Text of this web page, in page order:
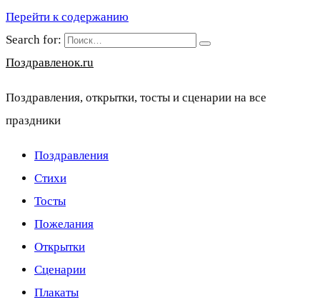
Перейти к содержанию
Search for:
Поздравленок.ru
Поздравления, открытки, тосты и сценарии на все
праздники
Поздравления
Стихи
Тосты
Пожелания
Открытки
Сценарии
Плакаты